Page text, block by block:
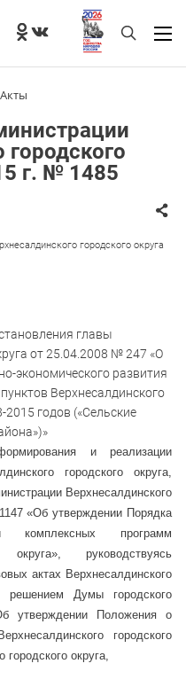
городского
г. № 1485
городского округа
главы
от 25.04.2008 № 247 «О
экономического развития
Верхнесалдинского
2015 годов («Сельские
и реализации
городского округа,
Верхнесалдинского
«Об утверждении Порядка
комплексных программ
округа», руководствуясь
актах Верхнесалдинского
решением Думы городского
утверждении Положения о
городского
округа,